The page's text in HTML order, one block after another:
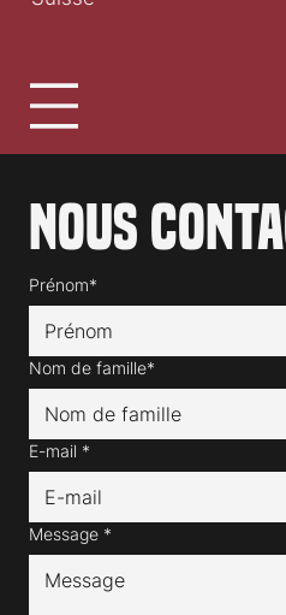
Nous
Prénom*
Nom de famille*
E-mail *
Message *